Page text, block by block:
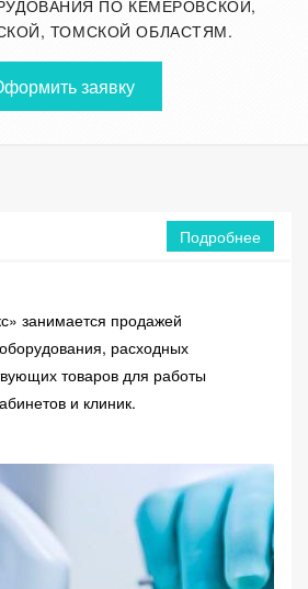
ПО КЕМЕРОВСКОЙ,
ТОМСКОЙ ОБЛАСТЯМ.
заявку
Подробнее
занимается продажей
расходных
товаров для работы
и клиник.